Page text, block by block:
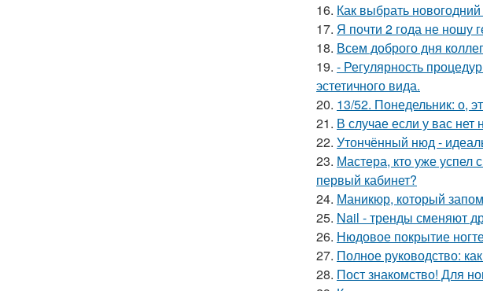
16. Как выбрать
17. Я почти 2 года не ношу
18. Всем доброго дня
19. - Регулярность
эстетичного вида.
20. 13/52. Понедельник: о,
21. В случае если у вас нет
22. Утончённый нюд -
23. Мастера, кто уже успел
первый кабинет?
24. Маникюр, который
25. Nail - тренды сменяют
26. Нюдовое покрытие
27. Полное руководство:
28. Пост знакомство! Для